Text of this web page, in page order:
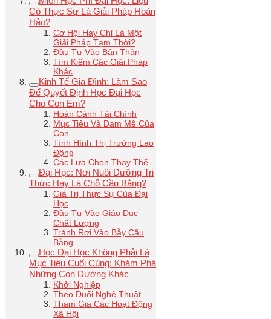
Có Thực Sự Là Giải Pháp Hoàn
Hảo?
Cơ Hội Hay Chỉ Là Một
Giải Pháp Tạm Thời?
Đầu Tư Vào Bản Thân
Tìm Kiếm Các Giải Pháp
Khác
Kinh Tế Gia Đình: Làm Sao
Để Quyết Định Học Đại Học
Cho Con Em?
Hoàn Cảnh Tài Chính
Mục Tiêu Và Đam Mê Của
Con
Tình Hình Thị Trường Lao
Động
Các Lựa Chọn Thay Thế
Đại Học: Nơi Nuôi Dưỡng Tri
Thức Hay Là Chỗ Cầu Bằng?
Giá Trị Thực Sự Của Đại
Học
Đầu Tư Vào Giáo Dục
Chất Lượng
Tránh Rơi Vào Bẫy Cầu
Bằng
Học Đại Học Không Phải Là
Mục Tiêu Cuối Cùng: Khám Phá
Những Con Đường Khác
Khởi Nghiệp
Theo Đuổi Nghệ Thuật
Tham Gia Các Hoạt Động
Xã Hội